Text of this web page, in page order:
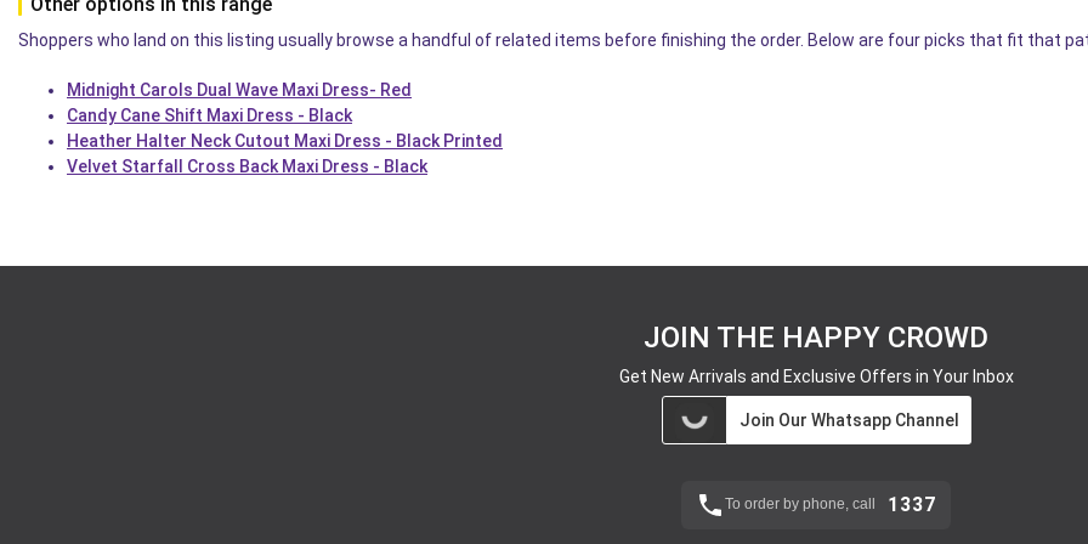
Shoppers who land on this listing usually browse a handful of related items before finishing the order. Below are four picks that fit that
Midnight Carols Dual Wave Maxi Dress- Red
Candy Cane Shift Maxi Dress - Black
Heather Halter Neck Cutout Maxi Dress - Black Printed
Velvet Starfall Cross Back Maxi Dress - Black
JOIN THE HAPPY CROWD
Get New Arrivals and Exclusive Offers in Your Inbox
Join Our Whatsapp Channel
To order by phone, call 1337